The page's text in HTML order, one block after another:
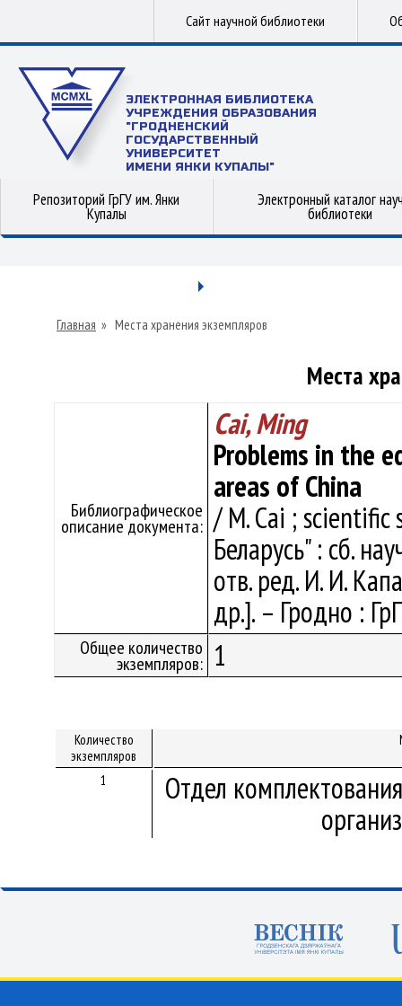
Сайт научной библиотеки
ЭЛЕКТРОННАЯ БИБЛИОТЕКА
УЧРЕЖДЕНИЯ ОБРАЗОВАНИЯ
"ГРОДНЕНСКИЙ
ГОСУДАРСТВЕННЫЙ
УНИВЕРСИТЕТ
ИМЕНИ ЯНКИ КУПАЛЫ"
Репозиторий ГрГУ им. Янки
Купалы
Электронный каталог
библиотеки
Главная » Места хранения экземпляров
Места
Библиографическое
описание документа:
Cai, Ming
Problems in the
areas of China
/ M. Cai ;
Беларусь" : сб.
отв. ред. И. И.
др.]. – Гродно :
Общее количество
экземпляров: 1
Количество
экземпляров
1
Отдел